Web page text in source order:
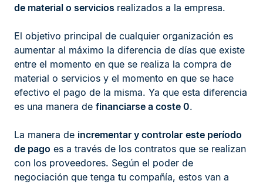
de material o servicios realizados a la empresa.
El objetivo principal de cualquier organización es
aumentar al máximo la diferencia de días que existe
entre el momento en que se realiza la compra de
material o servicios y el momento en que se hace
efectivo el pago de la misma. Ya que esta diferencia
es una manera de financiarse a coste 0.
La manera de incrementar y controlar este período
de pago es a través de los contratos que se realizan
con los proveedores. Según el poder de
negociación que tenga tu compañía, estos van a